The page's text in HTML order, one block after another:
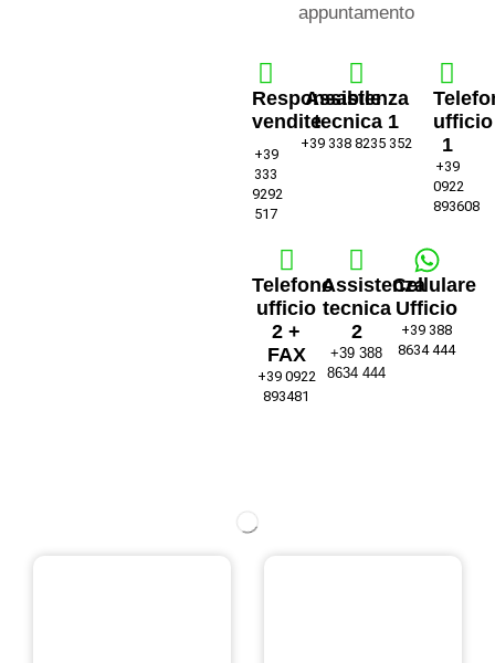
appuntamento
Responsabile
vendite
+39
333
9292
517
Assistenza
tecnica 1
+39 338 8235 352
ufficio
1
+39
0922
893608
Telefono
ufficio
2 +
FAX
+39 0922
893481
Assistenza
tecnica
2
+39 388
8634 444
Cellulare
Ufficio
+39 388
8634 444